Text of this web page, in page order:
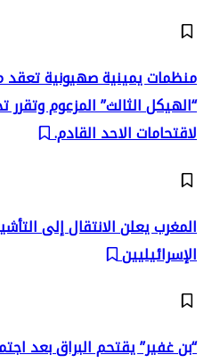
منظمات يمينية صهيونية تعقد
“الهيكل الثالث” المزعوم
لاقتحامات الاحد القادم.
المغرب يعلن الانتقال إلى
الإسرائيليين
“بن غفير” يقتحم البراق بعد